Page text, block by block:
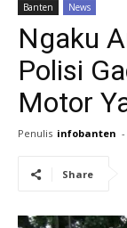
Banten News
Ngaku
Polisi
Motor
Penulis infobanten -
Share